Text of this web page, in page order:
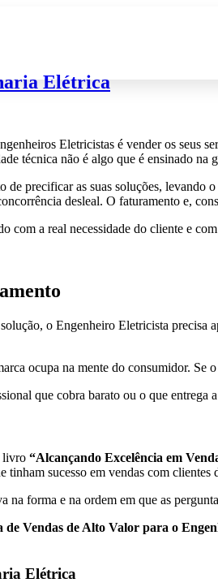
Elétrica
Eletricistas é vender os seus
técnica não é algo que é ensinado na
precificar as suas soluções,
desleal. O faturamento e,
a real necessidade do cliente e
o Engenheiro Eletricista
ocupa na mente do consumidor.
que cobra barato ou o que entrega
livro “Alcançando Excelência em
sucesso em vendas com clientes
na forma e na ordem em que as
de Vendas de Alto Valor para o
Elétrica